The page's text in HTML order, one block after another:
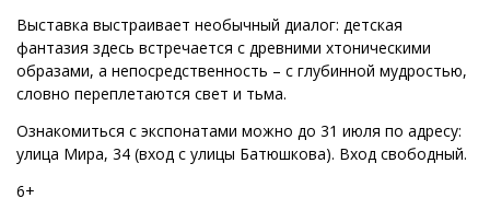
Выставка выстраивает необычный диалог: детская
фантазия здесь встречается с древними хтоническими
образами, а непосредственность – с глубинной мудростью,
словно переплетаются свет и тьма.
Ознакомиться с экспонатами можно до 31 июля по адресу:
улица Мира, 34 (вход с улицы Батюшкова). Вход свободный.
6+